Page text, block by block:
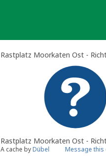
Rastplatz Moorkaten Ost -
Rastplatz Moorkaten Ost -
A cache byDübel Message this